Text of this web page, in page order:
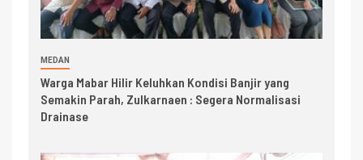
MEDAN
Warga Mabar Hilir Keluhkan Kondisi Banjir yang
Semakin Parah, Zulkarnaen : Segera Normalisasi
Drainase